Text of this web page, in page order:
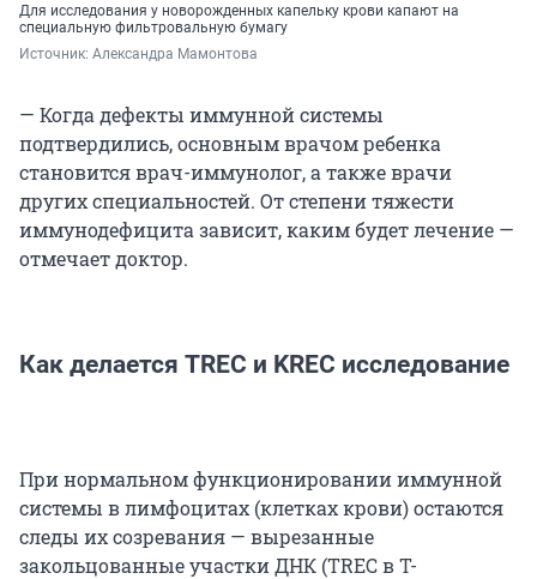
Для исследования у новорожденных капельку крови капают на
специальную фильтровальную бумагу
Источник: Александра Мамонтова
— Когда дефекты иммунной системы
подтвердились, основным врачом ребенка
становится врач-иммунолог, а также врачи
других специальностей. От степени тяжести
иммунодефицита зависит, каким будет лечение —
отмечает доктор.
Как делается TREC и KREC исследование
При нормальном функционировании иммунной
системы в лимфоцитах (клетках крови) остаются
следы их созревания — вырезанные
закольцованные участки ДНК (TREC в Т-